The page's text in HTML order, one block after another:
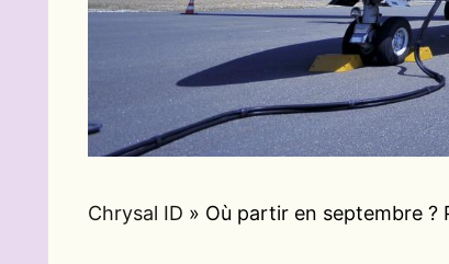
Chrysal ID » Où partir en septembre ?